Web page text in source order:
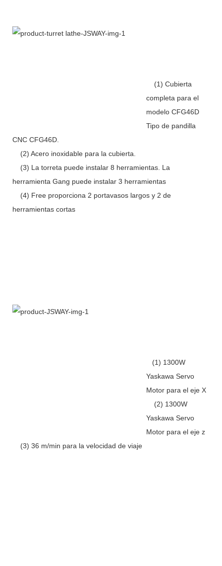
(1) Cubierta
completa para el
modelo CFG46D
Tipo de pandilla
CNC CFG46D.
(2) Acero inoxidable para la cubierta.
(3) La torreta puede instalar 8 herramientas. La
herramienta Gang puede instalar 3 herramientas
(4) Free proporciona 2 portavasos largos y 2 de
herramientas cortas
(1) 1300W
Yaskawa Servo
Motor para el eje X
(2) 1300W
Yaskawa Servo
Motor para el eje z
(3) 36 m/min para la velocidad de viaje